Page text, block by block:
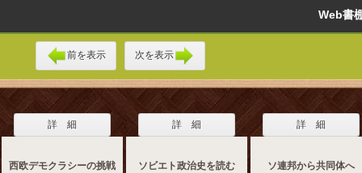
Web
前を表示 次を表示
詳 細
西欧デモクラシーの挑戦
詳 細
ソビエト政治史を読む
詳 細
ソ連邦から共同体へ